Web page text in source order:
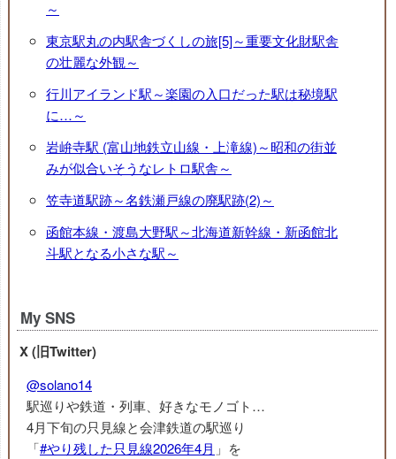
～
東京駅丸の内駅舎づくしの旅[5]～重要文化財駅舎
の壮麗な外観～
行川アイランド駅～楽園の入口だった駅は秘境駅
に…～
岩峅寺駅 (富山地鉄立山線・上滝線)～昭和の街並
みが似合いそうなレトロ駅舎～
笠寺道駅跡～名鉄瀬戸線の廃駅跡(2)～
函館本線・渡島大野駅～北海道新幹線・新函館北
斗駅となる小さな駅～
My SNS
X (旧Twitter)
@solano14
駅巡りや鉄道・列車、好きなモノゴト…
4月下旬の只見線と会津鉄道の駅巡り
「#やり残した只見線2026年4月 」を